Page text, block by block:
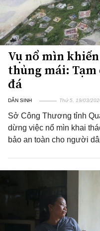
Vụ nổ mìn
thủng mái:
đá
DÂN SINH Thứ 5, 19/03/
Sở Công Thương tỉnh
dừng việc nổ mìn khai
bảo an toàn cho người